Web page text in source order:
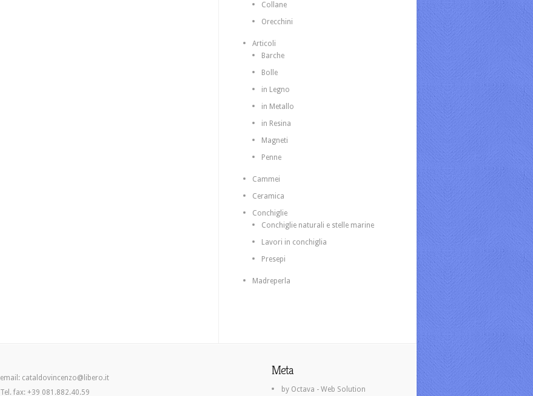
Collane
Orecchini
Articoli
Barche
Bolle
in Legno
in Metallo
in Resina
Magneti
Penne
Cammei
Ceramica
Conchiglie
Conchiglie naturali e stelle marine
Lavori in conchiglia
Presepi
Madreperla
email: cataldovincenzo@libero.it
Tel. fax: +39 081.882.40.59
Meta
by Octava - Web Solution